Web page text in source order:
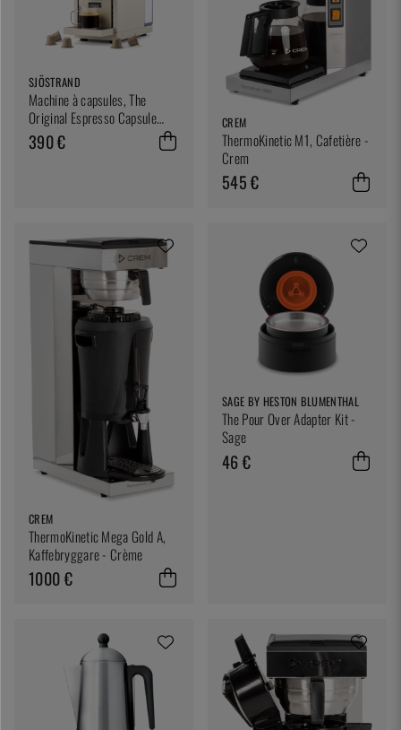
SJÖSTRAND
Machine à capsules, The
Original Espresso Capsule
Machine, Beige - Sjöstrand
390 €
CREM
ThermoKinetic M1, Cafetière -
Crem
545 €
CREM
ThermoKinetic Mega Gold A,
Kaffebryggare - Crème
1000 €
SAGE BY HESTON BLUMENTHAL
The Pour Over Adapter Kit -
Sage
46 €